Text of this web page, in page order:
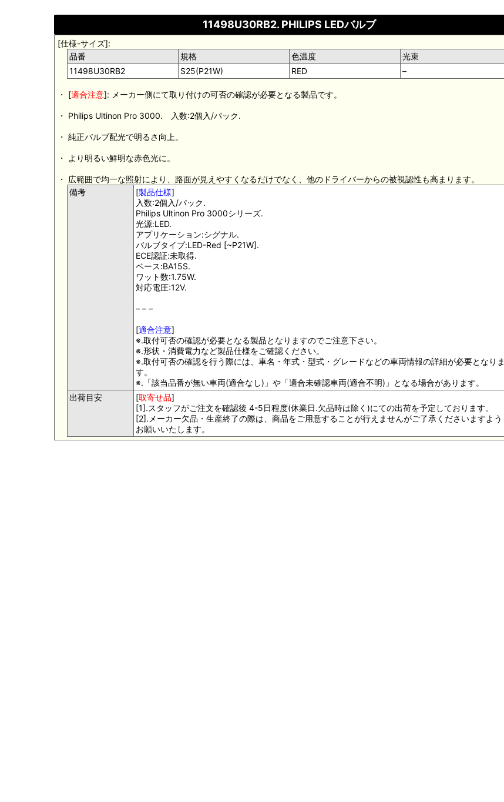
11498U30RB2. PHILIPS LEDバルブ
[仕様-サイズ]:
品番
規格 色温度
光束
11498U30RB2
S25(P21W) RED –
・ [適合注意]: メーカー側にて取り付けの可否の確認が必要となる製品です。
・ Philips Ultinon Pro 3000. 入数:2個入/パック.
・ 純正バルブ配光で明るさ向上。
・ より明るい鮮明な赤色光に。
・ 広範囲で均一な照射により、路面が見えやすくなるだけでなく、他のドライバーからの被視認性も高まります。
備考
[製品仕様]
入数:2個入/パック.
Philips Ultinon Pro 3000シリーズ.
光源:LED.
アプリケーション:シグナル.
バルブタイプ:LED-Red [~P21W].
ECE認証:未取得.
ベース:BA15S.
ワット数:1.75W.
対応電圧:12V.
– – –
[適合注意]
※.取付可否の確認が必要となる製品となりますのでご注意下さい。
※.形状・消費電力など製品仕様をご確認ください。
※.取付可否の確認を行う際には、車名・年式・型式・グレードなどの車両情報の詳細が必要となりま
す。
※.「該当品番が無い車両(適合なし)」や「適合未確認車両(適合不明)」となる場合があります。
出荷目安
[取寄せ品]
[1].スタッフがご注文を確認後 4-5日程度(休業日.欠品時は除く)にての出荷を予定しております。
[2].メーカー欠品・生産終了の際は、商品をご用意することが行えませんがご了承くださいますよう
お願いいたします。